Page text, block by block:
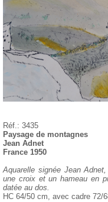
Réf.: 3435
Paysage de montagnes
Jean Adnet
France 1950
Aquarelle signée Jean
une croix et un hameau en
datée au dos.
HC 64/50 cm, avec cadre 72/